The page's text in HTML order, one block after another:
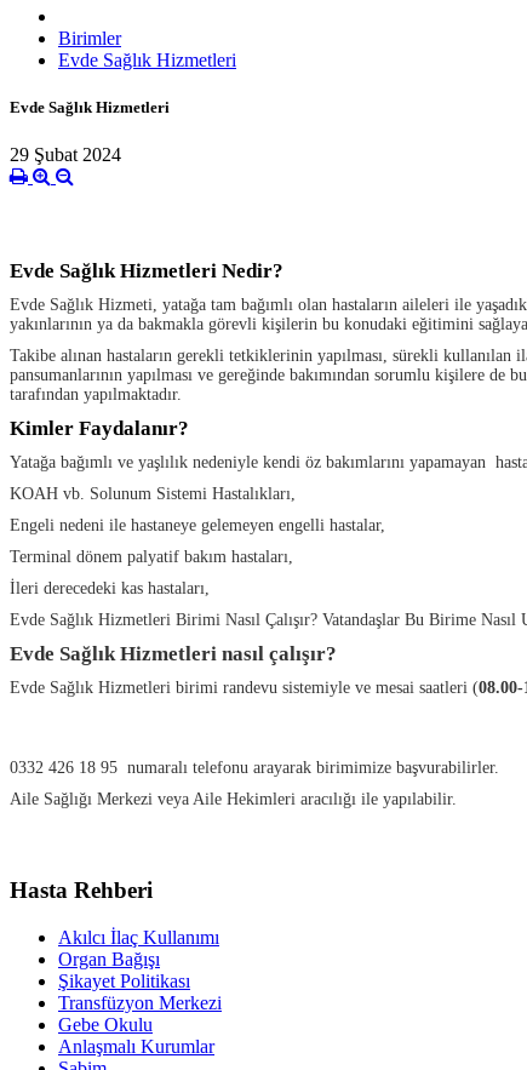
Birimler
Evde Sağlık Hizmetleri
Evde Sağlık Hizmetleri
29 Şubat 2024
Evde Sağlık Hizmetleri Nedir?
Evde Sağlık Hizmeti, yatağa tam bağımlı olan hastaların aileleri ile
yakınlarının ya da bakmakla görevli kişilerin bu konudaki eğitimini
Takibe alınan hastaların gerekli tetkiklerinin yapılması, sürekli kullanılan
pansumanlarının yapılması ve gereğinde bakımından sorumlu kişilere
tarafından yapılmaktadır.
Kimler Faydalanır?
Yatağa bağımlı ve yaşlılık nedeniyle kendi öz bakımlarını yapamayan
KOAH vb. Solunum Sistemi Hastalıkları,
Engeli nedeni ile hastaneye gelemeyen engelli hastalar,
Terminal dönem palyatif bakım hastaları,
İleri derecedeki kas hastaları,
Evde Sağlık Hizmetleri Birimi Nasıl Çalışır? Vatandaşlar Bu Birime Nasıl
Evde Sağlık Hizmetleri nasıl çalışır?
Evde Sağlık Hizmetleri birimi randevu sistemiyle ve mesai saatleri (08.00-
0332 426 18 95 numaralı telefonu arayarak birimimize başvurabilirler.
Aile Sağlığı Merkezi veya Aile Hekimleri aracılığı ile yapılabilir.
Hasta Rehberi
Akılcı İlaç Kullanımı
Organ Bağışı
Şikayet Politikası
Transfüzyon Merkezi
Gebe Okulu
Anlaşmalı Kurumlar